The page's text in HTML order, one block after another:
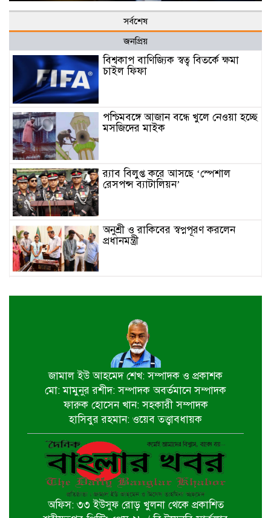
সর্বশেষ
জনপ্রিয়
বিশ্বকাপ বাণিজ্যিক স্বত্ব বিতর্কে ক্ষমা
চাইল ফিফা
পশ্চিমবঙ্গে আজান বন্ধে খুলে নেওয়া হচ্ছে
মসজিদের মাইক
র‌্যাব বিলুপ্ত করে আসছে ‘স্পেশাল
রেসপন্স ব্যাটালিয়ন’
অনুশ্রী ও রাকিবের স্বপ্নপূরণ করলেন
প্রধানমন্ত্রী
জেলা কমিটির সভা অনুষ্ঠিত
পাইকগাছায় বাইসাইকেল, ভ্যান ও
সেলাই মেশিন বিতরণ
নির্বাচিত না হলেও নির্বাচনী প্রতিশ্রুতি
বাস্তবায়নে কাজ করছি- কপিল কৃষ্ণ মণ্ডল
বাগেরহাট খানজাহান আলী ডিগ্রি কলেজে
পালিত হয়নি জুলাই গনঅভ্যুথ্যান দিবস
খুলনায় ইমাম হুসাইন (আ.)’র পবিত্র
জামাল ইউ আহমেদ শেখ: সম্পাদক ও প্রকাশক
মো: মামুনুর রশীদ: সম্পাদক অবর্তমানে সম্পাদক
ফারুক হোসেন খান: সহকারী সম্পাদক
হাসিবুর রহমান: ওয়েব তত্ত্বাবধায়ক
অফিস: ৩৩ ইউসুফ রোড় খুলনা থেকে প্রকাশিত